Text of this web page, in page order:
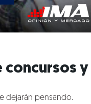
concursos y
dejarán pensando.